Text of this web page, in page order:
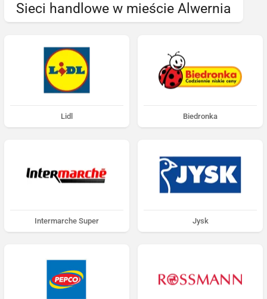
Sieci handlowe w mieście Alwernia
Lidl Biedronka
Intermarche Super Jysk